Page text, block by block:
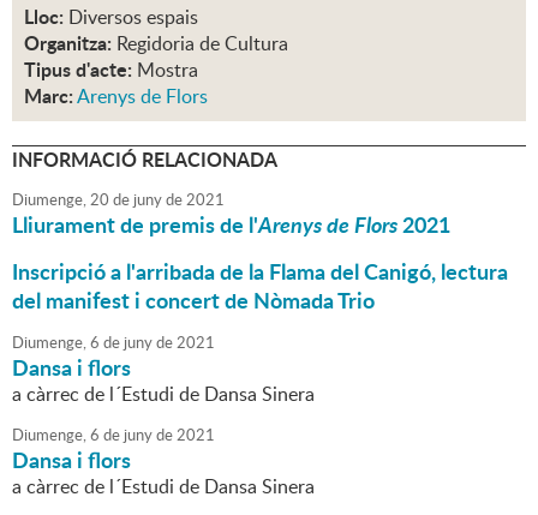
Lloc: Diversos espais
Organitza: Regidoria de Cultura
Tipus d'acte: Mostra
Marc:Arenys de Flors
INFORMACIÓ RELACIONADA
Diumenge,20 de junyde2021
Lliurament de premis de l'Arenys de Flors2021
Inscripció a l'arribada de la Flama del Canigó, lectura
del manifest i concert de Nòmada Trio
Diumenge,6 de junyde2021
Dansa i flors
a càrrec de l´Estudi de Dansa Sinera
Diumenge,6 de junyde2021
Dansa i flors
a càrrec de l´Estudi de Dansa Sinera